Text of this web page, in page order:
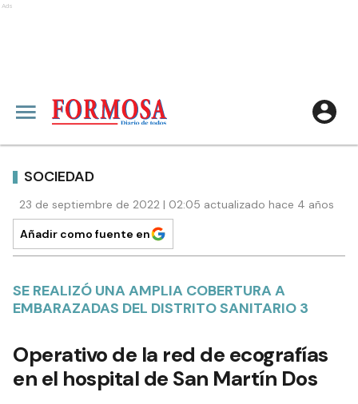
Ads
SOCIEDAD
23 de septiembre de 2022 | 02:05 actualizado hace 4 años
Añadir como fuente en
SE REALIZÓ UNA AMPLIA COBERTURA A
EMBARAZADAS DEL DISTRITO SANITARIO 3
Operativo de la red de ecografías
en el hospital de San Martín Dos